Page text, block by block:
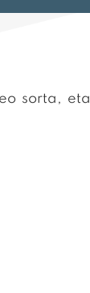
sorta, eta